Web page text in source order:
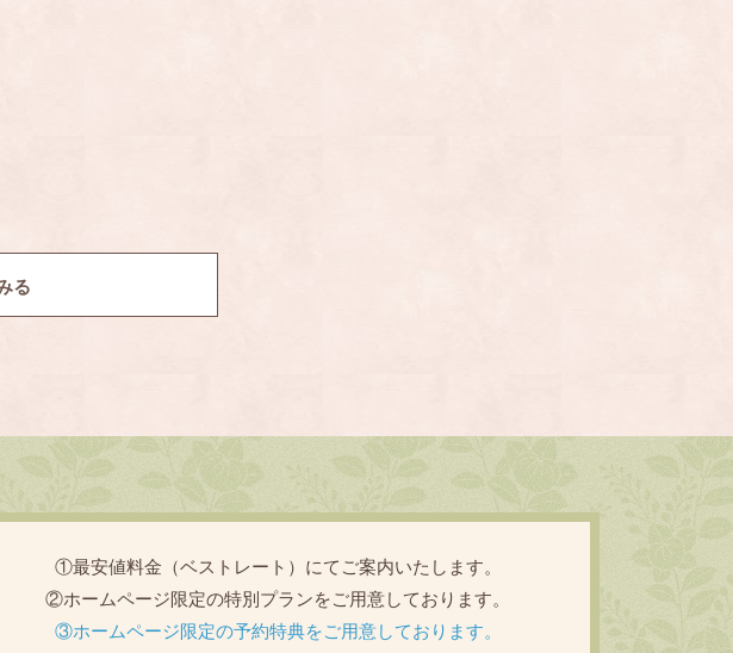
る
①最安値料金（ベストレート）にてご案内いたします。
②ホームページ限定の特別プランをご用意しております。
③ホームページ限定の予約特典をご用意しております。